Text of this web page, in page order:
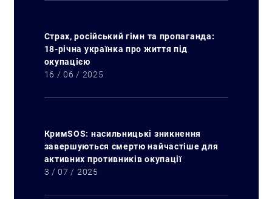
Страх, російський гімн та пропаганда:
18-річна українка про життя під
окупацією
16 / 06 / 2025
КримSOS: насильницькі зникнення
завершуються смертю найчастіше для
активних противників окупації
3 / 07 / 2025